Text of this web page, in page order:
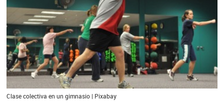
Clase colectiva en un gimnasio | Pixabay